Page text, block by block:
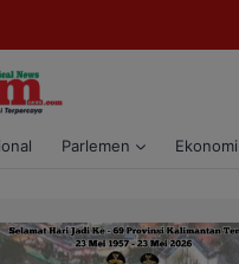
Parlemen Ekonomi